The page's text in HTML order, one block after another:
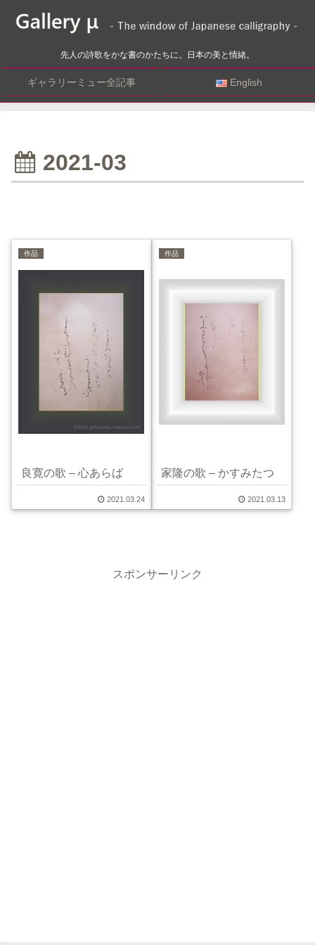
先人の詩歌をかな書のかたちに。日本の美と情緒。
ギャラリーミュー全記事 English
2021-03
作品
良寛の歌 – 心あらば
2021.03.24
作品
家隆の歌 – かすみたつ
2021.03.13
スポンサーリンク